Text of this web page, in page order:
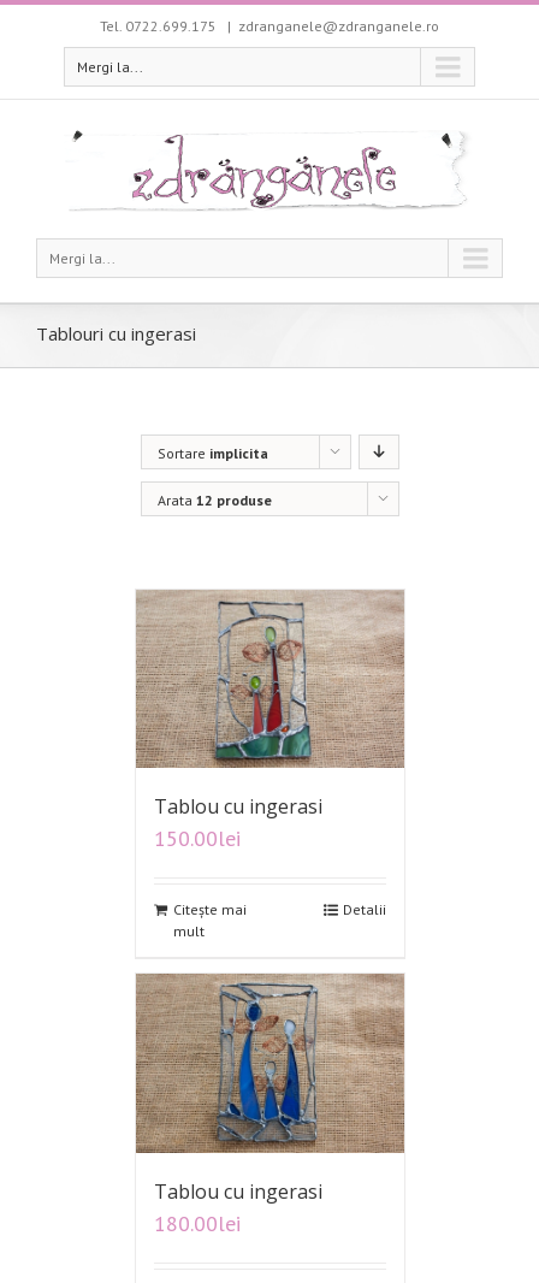
Tel. 0722.699.175 | zdranganele@zdranganele.ro
Mergi la...
Mergi la...
Tablouri cu ingerasi
Sortare implicita
Arata 12 produse
Tablou cu ingerasi
150.00lei
Citește mai
mult
Detalii
Tablou cu ingerasi
180.00lei